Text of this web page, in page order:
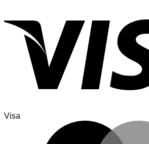
Visa